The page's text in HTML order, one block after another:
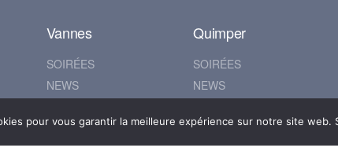
Vannes
SOIRÉES
NEWS
Quimper
SOIRÉES
NEWS
pour vous garantir la meilleure expérience sur notre site